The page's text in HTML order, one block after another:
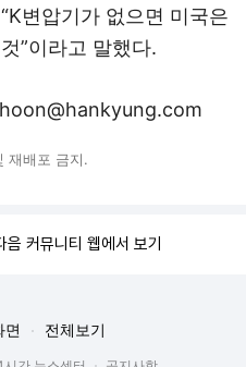
변압기가 없으면 미국은
”이라고 말했다.
재배포 금지.
커뮤니티 웹에서 보기
면 전체보기